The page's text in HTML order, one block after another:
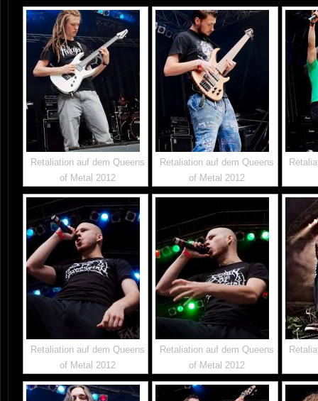
Retaliation auf dem Queens
of Metal 2012
Retaliation auf dem Queens
of Metal 2012
Retaliation auf dem Queens
of Metal 2012
Retaliation auf dem Queens
of Metal 2012